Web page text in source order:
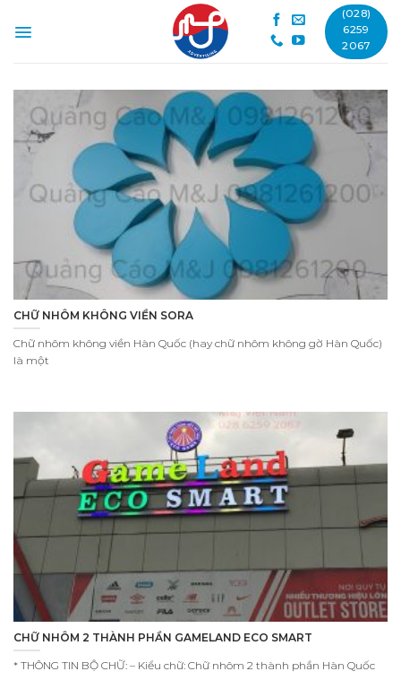
(028)
6259
2067
CHỮ NHÔM KHÔNG VIỀN SORA
Chữ nhôm không viền Hàn Quốc (hay chữ nhôm không gờ Hàn Quốc)
là một
CHỮ NHÔM 2 THÀNH PHẦN GAMELAND ECO SMART
* THÔNG TIN BỘ CHỮ: – Kiểu chữ: Chữ nhôm 2 thành phần Hàn Quốc